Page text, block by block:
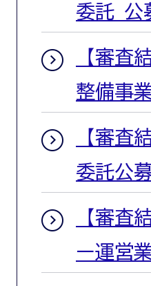
委託 公
【審査
整備事
【審査
委託公
【審査
ー運営